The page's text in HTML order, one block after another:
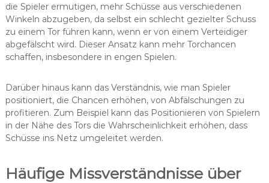
die Spieler ermutigen, mehr Schüsse aus verschiedenen
Winkeln abzugeben, da selbst ein schlecht gezielter Schuss
zu einem Tor führen kann, wenn er von einem Verteidiger
abgefälscht wird. Dieser Ansatz kann mehr Torchancen
schaffen, insbesondere in engen Spielen.
Darüber hinaus kann das Verständnis, wie man Spieler
positioniert, die Chancen erhöhen, von Abfälschungen zu
profitieren. Zum Beispiel kann das Positionieren von Spielern
in der Nähe des Tors die Wahrscheinlichkeit erhöhen, dass
Schüsse ins Netz umgeleitet werden.
Häufige Missverständnisse über